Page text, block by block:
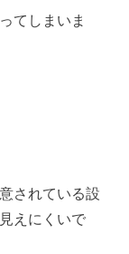
てしまいま
されている設
えにくいで